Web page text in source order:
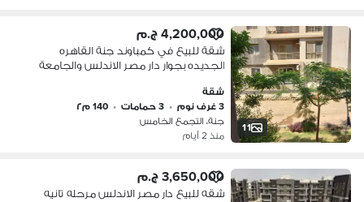
11
4,200,000 ج.م
شقة للبيع في كمباوند جنة القاهره
الجديده بجوار دار مصر الاندلس والجامعة
شقة
3 غرف نوم
• 3 حمامات • 140 م٢
جنة، التجمع الخامس
منذ 2 أيام
3,650,000 ج.م
شقه للبيع دار مصر الاندلس مرحله تانيه